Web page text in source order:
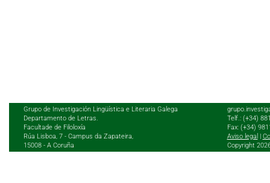
Grupo de Investigación Lingüística e Literaria Galega
Departamento de Letras.
Facultade de Filoloxía
Rúa Lisboa, 7 - Campus da Zapateira,
15008 - A Coruña
Telf.: (+34)
Fax: (+34)
Aviso legal
Copyright